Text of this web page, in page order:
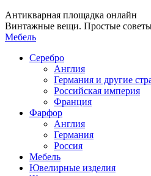
Антикварная площадка онлайн
Винтажные вещи. Простые советы
Мебель
Серебро
Англия
Германия и другие
Российская империя
Франция
Фарфор
Англия
Германия
Россия
Мебель
Ювелирные изделия